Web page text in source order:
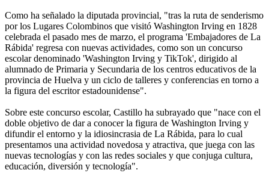
Como ha señalado la diputada provincial, "tras la ruta de senderismo
por los Lugares Colombinos que visitó Washington Irving en 1828
celebrada el pasado mes de marzo, el programa 'Embajadores de La
Rábida' regresa con nuevas actividades, como son un concurso
escolar denominado 'Washington Irving y TikTok', dirigido al
alumnado de Primaria y Secundaria de los centros educativos de la
provincia de Huelva y un ciclo de talleres y conferencias en torno a
la figura del escritor estadounidense".
Sobre este concurso escolar, Castillo ha subrayado que "nace con el
doble objetivo de dar a conocer la figura de Washington Irving y
difundir el entorno y la idiosincrasia de La Rábida, para lo cual
presentamos una actividad novedosa y atractiva, que juega con las
nuevas tecnologías y con las redes sociales y que conjuga cultura,
educación, diversión y tecnología".